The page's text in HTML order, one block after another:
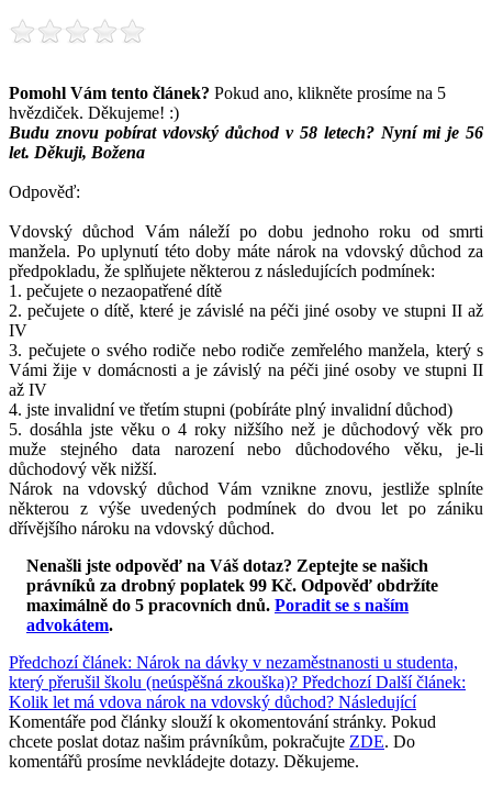
Pomohl Vám tento článek? Pokud ano, klikněte prosíme na 5
hvězdiček. Děkujeme! :)
Budu znovu pobírat vdovský důchod v 58 letech? Nyní mi je 56
let. Děkuji, Božena
Odpověď:
Vdovský důchod Vám náleží po dobu jednoho roku od smrti
manžela. Po uplynutí této doby máte nárok na vdovský důchod za
předpokladu, že splňujete některou z následujících podmínek:
1. pečujete o nezaopatřené dítě
2. pečujete o dítě, které je závislé na péči jiné osoby ve stupni II až
IV
3. pečujete o svého rodiče nebo rodiče zemřelého manžela, který s
Vámi žije v domácnosti a je závislý na péči jiné osoby ve stupni II
až IV
4. jste invalidní ve třetím stupni (pobíráte plný invalidní důchod)
5. dosáhla jste věku o 4 roky nižšího než je důchodový věk pro
muže stejného data narození nebo důchodového věku, je-li
důchodový věk nižší.
Nárok na vdovský důchod Vám vznikne znovu, jestliže splníte
některou z výše uvedených podmínek do dvou let po zániku
dřívějšího nároku na vdovský důchod.
Nenašli jste odpověď na Váš dotaz? Zeptejte se našich
právníků za drobný poplatek 99 Kč. Odpověď obdržíte
maximálně do 5 pracovních dnů. Poradit se s naším
advokátem.
Předchozí článek: Nárok na dávky v nezaměstnanosti u studenta,
který přerušil školu (neúspěšná zkouška)? Předchozí Další článek:
Kolik let má vdova nárok na vdovský důchod? Následující
Komentáře pod články slouží k okomentování stránky. Pokud
chcete poslat dotaz našim právníkům, pokračujte ZDE. Do
komentářů prosíme nevkládejte dotazy. Děkujeme.